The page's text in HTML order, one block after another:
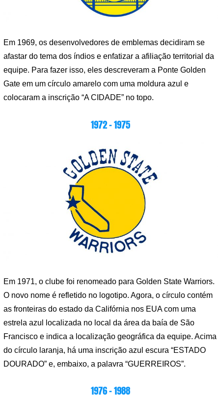
Em 1969, os desenvolvedores de emblemas decidiram se
afastar do tema dos índios e enfatizar a afiliação territorial da
equipe. Para fazer isso, eles descreveram a Ponte Golden
Gate em um círculo amarelo com uma moldura azul e
colocaram a inscrição “A CIDADE” no topo.
1972 – 1975
Em 1971, o clube foi renomeado para Golden State Warriors.
O novo nome é refletido no logotipo. Agora, o círculo contém
as fronteiras do estado da Califórnia nos EUA com uma
estrela azul localizada no local da área da baía de São
Francisco e indica a localização geográfica da equipe. Acima
do círculo laranja, há uma inscrição azul escura “ESTADO
DOURADO” e, embaixo, a palavra “GUERREIROS”.
1976 – 1988